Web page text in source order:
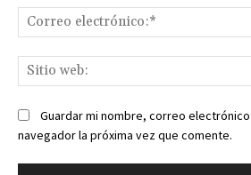
Guardar mi nombre, correo
navegador la próxima vez que comente.